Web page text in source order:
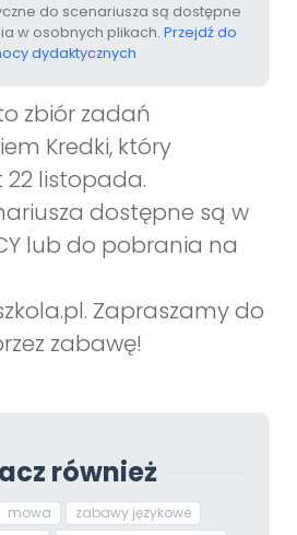
do scenariusza są dostępne
w osobnych plikach. Przejdź do
dydaktycznych
zbiór zadań
Kredki, który
listopada.
dostępne są w
lub do pobrania na
Zapraszamy do
zabawę!
również
mowa
zabawy językowe